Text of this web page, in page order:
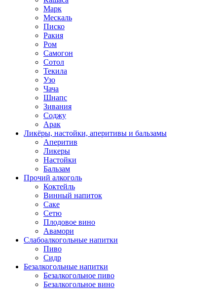
Марк
Мескаль
Писко
Ракия
Ром
Самогон
Сотол
Текила
Узо
Чача
Шнапс
Зивания
Соджу
Арак
Ликёры, настойки, аперитивы и бальзамы
Аперитив
Ликеры
Настойки
Бальзам
Прочий алкоголь
Коктейль
Винный напиток
Саке
Сетю
Плодовое вино
Авамори
Слабоалкогольные напитки
Пиво
Сидр
Безалкогольные напитки
Безалкогольное пиво
Безалкогольное вино